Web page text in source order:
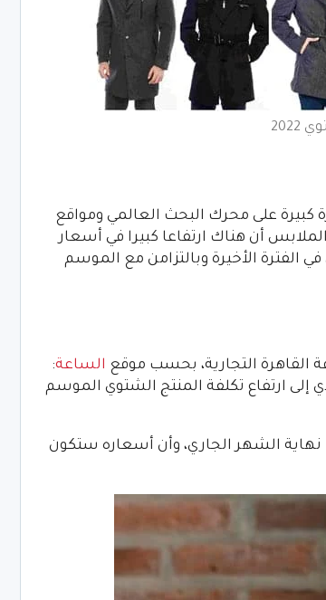
البحث بصورة كبيرة على محرك البحث العالمي ومواقع
أن هناك ارتفاعا كبيرا في أسعار
الفترة الأخيرة وبالتزامن مع الموسم
التجارية، بحسب موقع الساعة:
ارتفاع تكلفة المنتج الشتوي الموسم
الشهر الجاري، وأن أسعاره ستكون